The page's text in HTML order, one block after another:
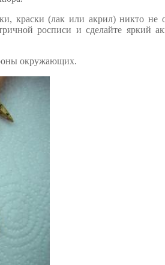
краски (лак или акрил) никто не
росписи и сделайте яркий
окружающих.